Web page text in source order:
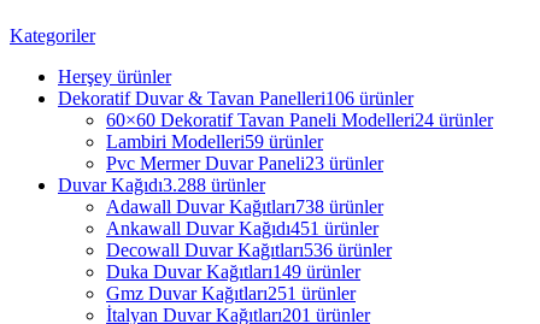
Kategoriler
Herşey ürünler
Dekoratif Duvar & Tavan Panelleri106 ürünler
60×60 Dekoratif Tavan Paneli Modelleri24 ürünler
Lambiri Modelleri59 ürünler
Pvc Mermer Duvar Paneli23 ürünler
Duvar Kağıdı3.288 ürünler
Adawall Duvar Kağıtları738 ürünler
Ankawall Duvar Kağıdı451 ürünler
Decowall Duvar Kağıtları536 ürünler
Duka Duvar Kağıtları149 ürünler
Gmz Duvar Kağıtları251 ürünler
İtalyan Duvar Kağıtları201 ürünler